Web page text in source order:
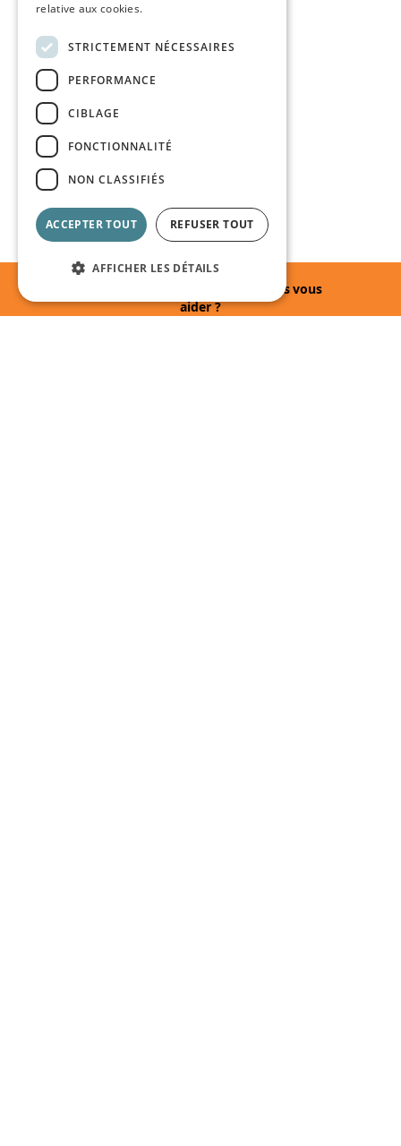
relative aux cookies.
STRICTEMENT NÉCESSAIRES
PERFORMANCE
CIBLAGE
FONCTIONNALITÉ
NON CLASSIFIÉS
ACCEPTER TOUT REFUSER TOUT
AFFICHER LES DÉTAILS